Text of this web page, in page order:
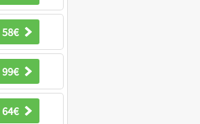
58€
99€
64€